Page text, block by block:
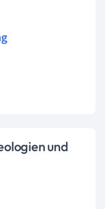
und